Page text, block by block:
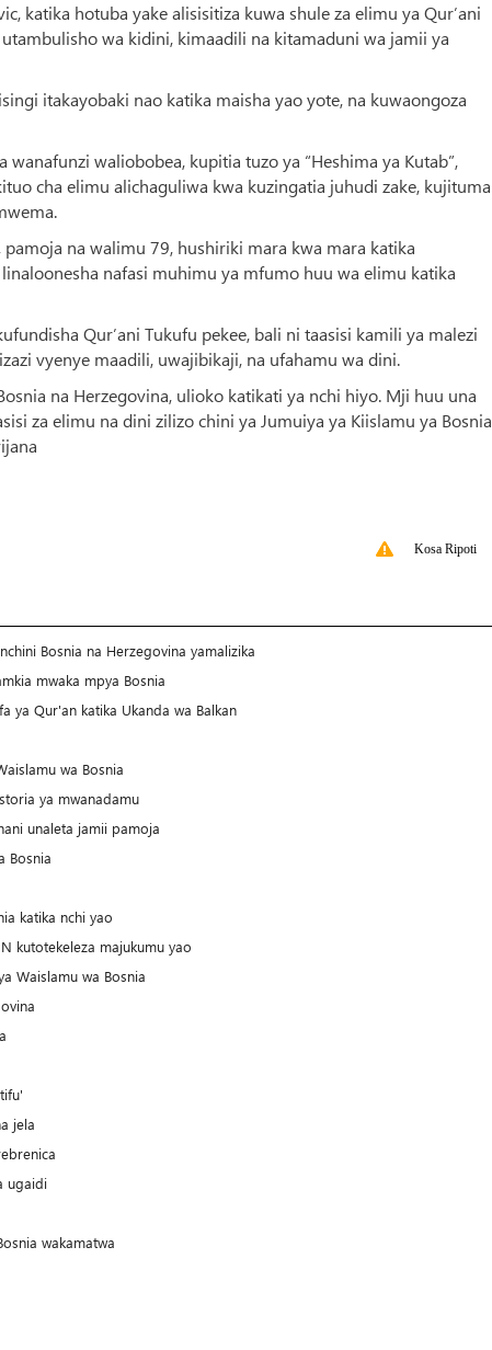
katika hotuba yake alisisitiza kuwa shule za elimu ya Qur’ani
wa kidini, kimaadili na kitamaduni wa jamii ya
itakayobaki nao katika maisha yao yote, na kuwaongoza
waliobobea, kupitia tuzo ya “Heshima ya Kutab”,
cha elimu alichaguliwa kwa kuzingatia juhudi zake, kujituma
na walimu 79, hushiriki mara kwa mara katika
nafasi muhimu ya mfumo huu wa elimu katika
Qur’ani Tukufu pekee, bali ni taasisi kamili ya malezi
vyenye maadili, uwajibikaji, na ufahamu wa dini.
na Herzegovina, ulioko katikati ya nchi hiyo. Mji huu una
za elimu na dini zilizo chini ya Jumuiya ya Kiislamu ya Bosnia
Kosa Ripoti
Bosnia na Herzegovina yamalizika
mwaka mpya Bosnia
ya Qur'an katika Ukanda wa Balkan
wa Bosnia
ya mwanadamu
unaleta jamii pamoja
Bosnia
katika nchi yao
kutotekeleza majukumu yao
Waislamu wa Bosnia
jela
ugaidi
wakamatwa